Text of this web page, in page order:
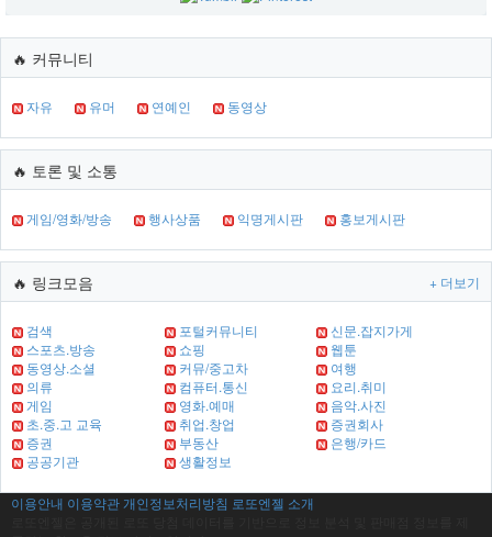
🔥 커뮤니티
자유 유머 연예인 동영상
🔥 토론 및 소통
게임/영화/방송 행사상품 익명게시판 홍보게시판
🔥 링크모음 + 더보기
검색 포털커뮤니티
신문.잡지가게
스포츠.방송
쇼핑
웹툰
동영상.소셜
커뮤/중고차
여행
의류
컴퓨터.통신
요리.취미
게임
영화.예매
음악.사진
초.중.고 교육
취업.창업
증권회사
증권
부동산
은행/카드
공공기관
생활정보
이용안내 이용약관 개인정보처리방침 로또엔젤 소개